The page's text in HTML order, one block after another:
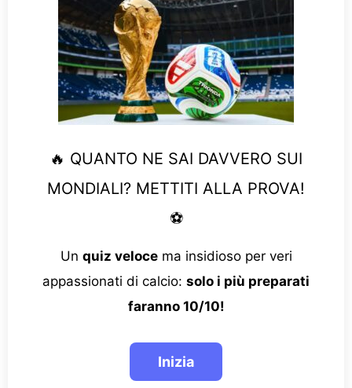
🔥 QUANTO NE SAI DAVVERO SUI
MONDIALI? METTITI ALLA PROVA!
⚽
Un quiz velocema insidioso per veri
appassionati di calcio: solo i più preparati
faranno 10/10!